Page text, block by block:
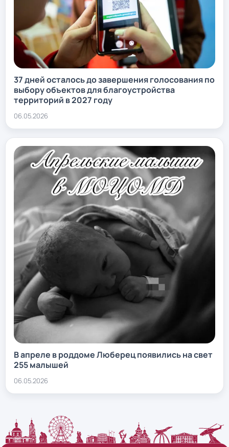
37 дней осталось до завершения голосования по
выбору объектов для благоустройства
территорий в 2027 году
06.05.2026
В апреле в роддоме Люберец появились на свет
255 малышей
06.05.2026